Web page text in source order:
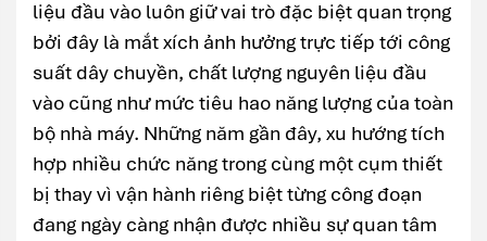
liệu đầu vào luôn giữ vai trò đặc biệt quan trọng
bởi đây là mắt xích ảnh hưởng trực tiếp tới công
suất dây chuyền, chất lượng nguyên liệu đầu
vào cũng như mức tiêu hao năng lượng của toàn
bộ nhà máy. Những năm gần đây, xu hướng tích
hợp nhiều chức năng trong cùng một cụm thiết
bị thay vì vận hành riêng biệt từng công đoạn
đang ngày càng nhận được nhiều sự quan tâm